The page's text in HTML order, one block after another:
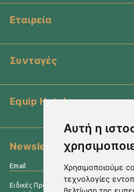
Αυτή η
Χρησιμοποιούμε
τεχνολογίες
Εταιρεία
Συνταγές
Equip Hotel
Newsletter
Ειδικές Προσφορές & άλλες